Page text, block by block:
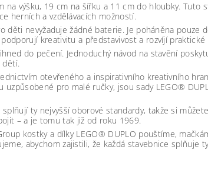
na výšku, 19 cm na šířku a 11 cm do hloubky. Tuto
herních a vzdělávacích možností.
děti nevyžaduje žádné baterie. Je poháněna pouze
kreativitu a představivost a rozvíjí praktické
do pečení. Jednoduchý návod na stavění
dětí.
otevřeného a inspirativního kreativního
uzpůsobené pro malé ručky, jsou sady LEGO®
ty nejvyšší oborové standardy, takže si
– a je tomu tak již od roku 1969.
kostky a dílky LEGO® DUPLO pouštíme,
abychom zajistili, že každá stavebnice splňuje